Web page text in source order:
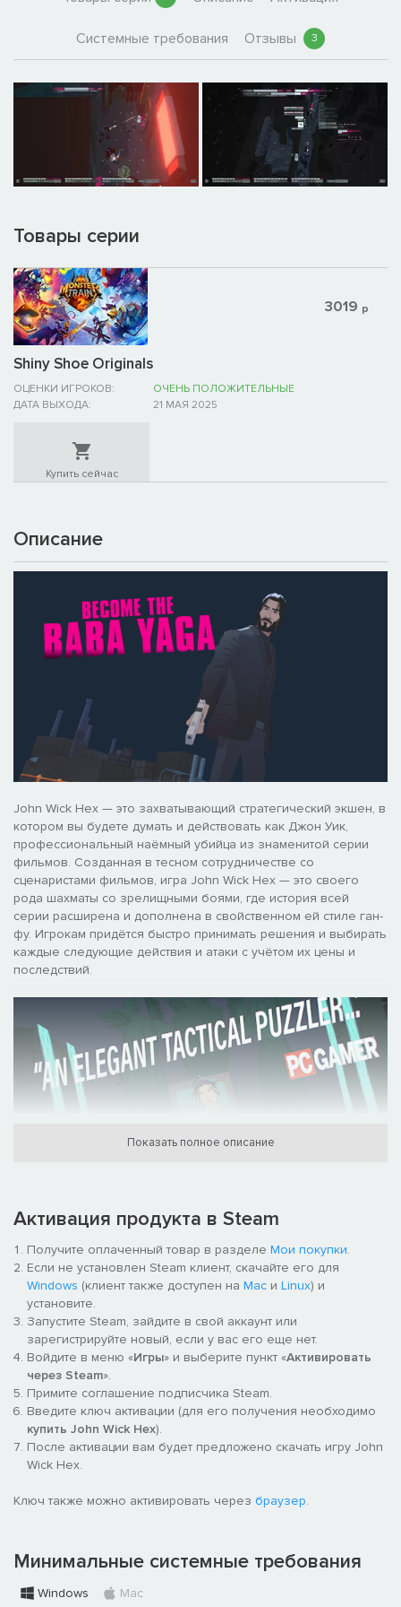
Системные требования Отзывы 3
Товары серии
Shiny Shoe Originals
ОЦЕНКИ ИГРОКОВ:
ОЧЕНЬ ПОЛОЖИТЕЛЬНЫЕ
ДАТА ВЫХОДА:
21 МАЯ 2025
3019 р
Купить сейчас
Описание
John Wick Hex — это захватывающий стратегический экшен, в
котором вы будете думать и действовать как Джон Уик,
профессиональный наёмный убийца из знаменитой серии
фильмов. Созданная в тесном сотрудничестве со
сценаристами фильмов, игра John Wick Hex — это своего
рода шахматы со зрелищными боями, где история всей
серии расширена и дополнена в свойственном ей стиле ган-
фу. Игрокам придётся быстро принимать решения и выбирать
каждые следующие действия и атаки с учётом их цены и
последствий.
ограничением по времени, John Wick Hex передаёт
ощущение тактических боёв из фильмов и стирает границы
между тактическими и экшен-играми. Показывайте высокие
результаты и проходите основную сюжетную линию, чтобы
открыть новое оружие, костюмы и локации. Ваша тактика и
стиль игры будут зависеть от используемого оружия.
Патроны ограничены по количеству и реалистично
выстреливаются, поэтому перезаряжайтесь с умом и всегда
подбирайте оружие поверженных врагов.
Погрузитесь в абсолютно новую историю, предшествующую
Показать полное описание
Активация продукта в Steam
Получите оплаченный товар в разделе Мои покупки.
Если не установлен Steam клиент, скачайте его для
Windows (клиент также доступен на Mac и Linux) и
установите.
Запустите Steam, зайдите в свой аккаунт или
зарегистрируйте новый, если у вас его еще нет.
Войдите в меню «Игры» и выберите пункт «Активировать
через Steam».
Примите соглашение подписчика Steam.
Введите ключ активации (для его получения необходимо
купить John Wick Hex).
После активации вам будет предложено скачать игру John
Wick Hex.
Ключ также можно активировать через браузер.
Минимальные системные требования
Windows Mac